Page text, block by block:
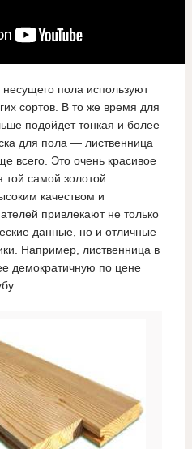
пола используют
сортов. В то же время для
подойдет тонкая и более
для пола — лиственница
всего. Это очень красивое
той самой золотой
качеством и
привлекают не только
данные, но и отличные
Например, лиственница в
демократичную по цене